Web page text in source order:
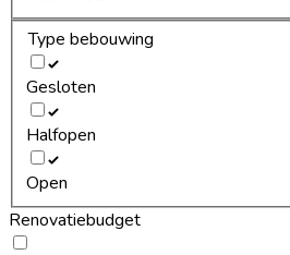
Type bebouwing
Gesloten
Halfopen
Open
Renovatiebudget